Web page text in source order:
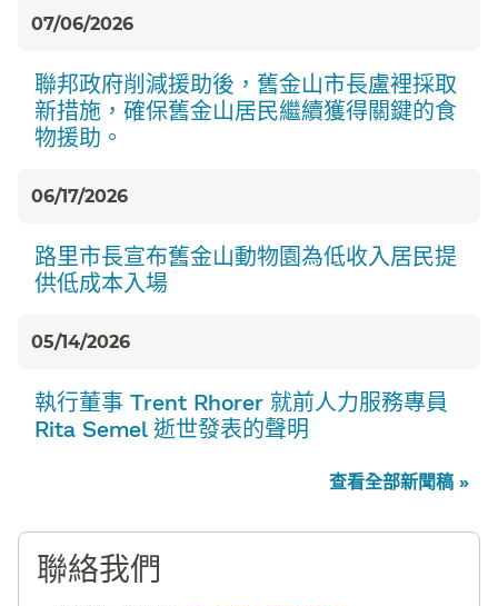
07/06/2026
聯邦政府削減援助後，舊金山市長盧裡採取
新措施，確保舊金山居民繼續獲得關鍵的食
物援助。​​
06/17/2026
路里市長宣布舊金山動物園為低收入居民提
供低成本入場​​
05/14/2026
執行董事 Trent Rhorer 就前人力服務專員
Rita Semel 逝世發表的聲明​​
查看全部新聞稿 »​​
聯絡我們​​